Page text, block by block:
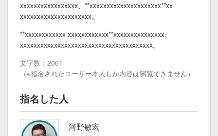
xxxxxxxxxxxxxxxxx、**xxxxxxxxxxxxxxxxxxxxx**xx
xxxxxxxxxxxxxxxxxxxxx。
**xxxxxxxxxxxx xxxxxxxxxxxx**xxxxxxxxxxxxxxx、
xxxxxxxxxxxxxxxxxxxxxxxxxxxxxxxxxxxxxxx。
文字数：2061
（※指名されたユーザー本人しか内容は閲覧できません）
指名した人
河野敏宏